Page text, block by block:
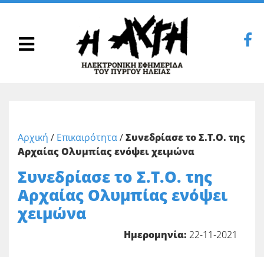
Αρχική / Επικαιρότητα/Συνεδρίασε το Σ.Τ.Ο. της
Αρχαίας Ολυμπίας ενόψει χειμώνα
Συνεδρίασε το Σ.Τ.Ο. της
Αρχαίας Ολυμπίας ενόψει
χειμώνα
Ημερομηνία: 22-11-2021